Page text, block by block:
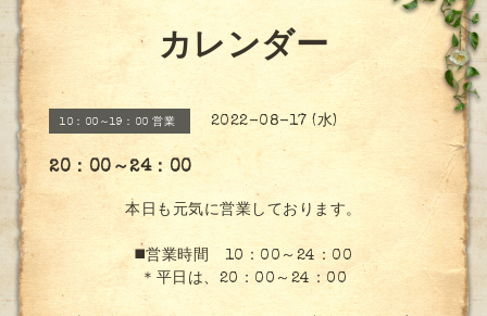
カレンダー
10：00～19：00 営業 2022-08-17 (水)
20：00～24：00
本日も元気に営業しております。
◼️営業時間 10：00～24：00
＊平日は、20：00～24：00